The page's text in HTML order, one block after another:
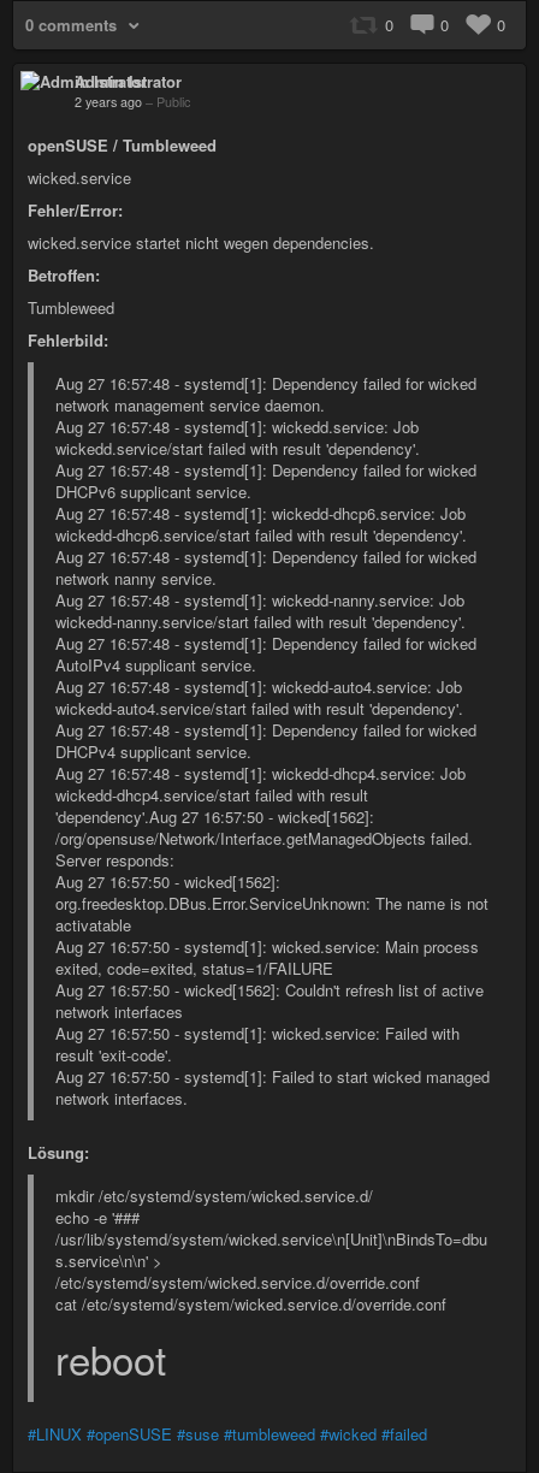
0 comments 0 0 0
Admin Istrator
2 years ago – Public
openSUSE / Tumbleweed
wicked.service
Fehler/Error:
wicked.service startet nicht wegen dependencies.
Betroffen:
Tumbleweed
Fehlerbild:
Aug 27 16:57:48 - systemd[1]: Dependency failed for wicked
network management service daemon.
Aug 27 16:57:48 - systemd[1]: wickedd.service: Job
wickedd.service/start failed with result 'dependency'.
Aug 27 16:57:48 - systemd[1]: Dependency failed for wicked
DHCPv6 supplicant service.
Aug 27 16:57:48 - systemd[1]: wickedd-dhcp6.service: Job
wickedd-dhcp6.service/start failed with result 'dependency'.
Aug 27 16:57:48 - systemd[1]: Dependency failed for wicked
network nanny service.
Aug 27 16:57:48 - systemd[1]: wickedd-nanny.service: Job
wickedd-nanny.service/start failed with result 'dependency'.
Aug 27 16:57:48 - systemd[1]: Dependency failed for wicked
AutoIPv4 supplicant service.
Aug 27 16:57:48 - systemd[1]: wickedd-auto4.service: Job
wickedd-auto4.service/start failed with result 'dependency'.
Aug 27 16:57:48 - systemd[1]: Dependency failed for wicked
DHCPv4 supplicant service.
Aug 27 16:57:48 - systemd[1]: wickedd-dhcp4.service: Job
wickedd-dhcp4.service/start failed with result
'dependency'.Aug 27 16:57:50 - wicked[1562]:
/org/opensuse/Network/Interface.getManagedObjects failed.
Server responds:
Aug 27 16:57:50 - wicked[1562]:
org.freedesktop.DBus.Error.ServiceUnknown: The name is not
activatable
Aug 27 16:57:50 - systemd[1]: wicked.service: Main process
exited, code=exited, status=1/FAILURE
Aug 27 16:57:50 - wicked[1562]: Couldn't refresh list of active
network interfaces
Aug 27 16:57:50 - systemd[1]: wicked.service: Failed with
result 'exit-code'.
Aug 27 16:57:50 - systemd[1]: Failed to start wicked managed
network interfaces.
Lösung:
mkdir /etc/systemd/system/wicked.service.d/
echo -e '###
/usr/lib/systemd/system/wicked.service\n[Unit]\nBindsTo=dbu
s.service\n\n' >
/etc/systemd/system/wicked.service.d/override.conf
cat /etc/systemd/system/wicked.service.d/override.conf
reboot
#LINUX #openSUSE #suse #tumbleweed #wicked #failed